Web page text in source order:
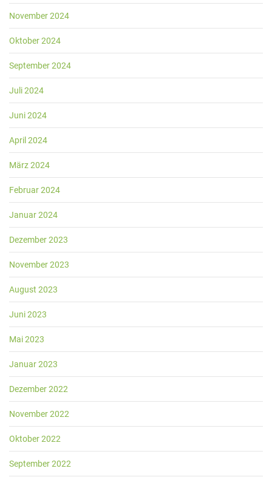
November 2024
Oktober 2024
September 2024
Juli 2024
Juni 2024
April 2024
März 2024
Februar 2024
Januar 2024
Dezember 2023
November 2023
August 2023
Juni 2023
Mai 2023
Januar 2023
Dezember 2022
November 2022
Oktober 2022
September 2022